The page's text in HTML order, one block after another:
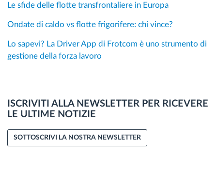
Le sfide delle flotte transfrontaliere in Europa
Ondate di caldo vs flotte frigorifere: chi vince?
Lo sapevi? La Driver App di Frotcom è uno strumento di
gestione della forza lavoro
ISCRIVITI ALLA NEWSLETTER PER RICEVERE
LE ULTIME NOTIZIE
SOTTOSCRIVI LA NOSTRA NEWSLETTER